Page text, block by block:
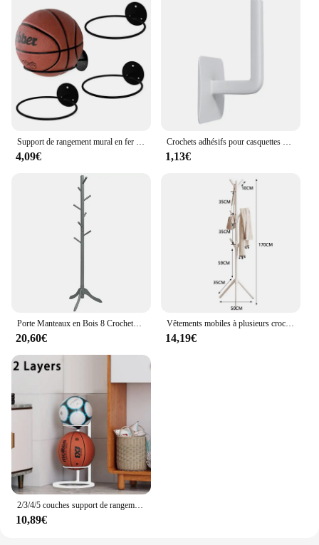
4,09€ 1,13€
20,60€
Vêtements mobiles à plusieurs crochets sur pied T1, forme de branche d'arbre et manteau de question T1 pour la maison, le salon, le stockage de vêtements
14,19€
10,89€